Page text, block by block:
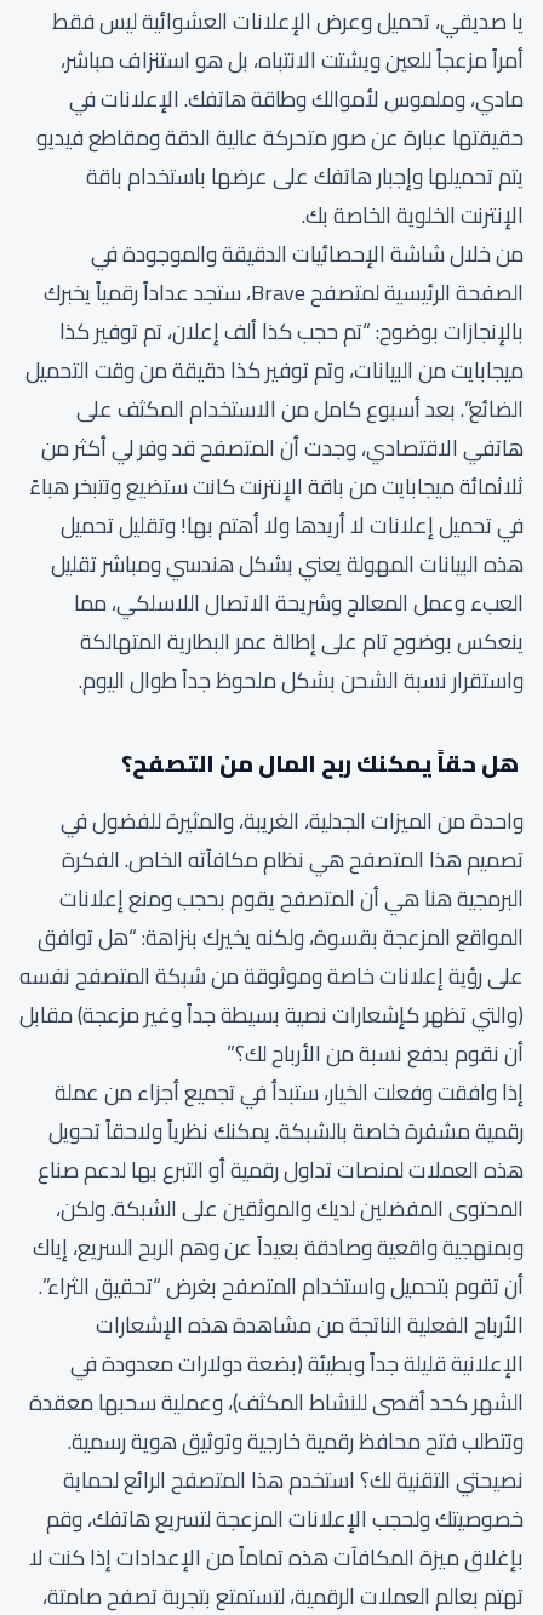
يا صديقي، تحميل وعرض الإعلانات العشوائية ليس فقط
أمراً مزعجاً للعين ويشتت الانتباه، بل هو استنزاف مباشر،
مادي، وملموس لأموالك وطاقة هاتفك. الإعلانات في
حقيقتها عبارة عن صور متحركة عالية الدقة ومقاطع فيديو
يتم تحميلها وإجبار هاتفك على عرضها باستخدام باقة
الإنترنت الخلوية الخاصة بك.
من خلال شاشة الإحصائيات الدقيقة والموجودة في
الصفحة الرئيسية لمتصفح Brave، ستجد عداداً رقمياً يخبرك
بالإنجازات بوضوح: “تم حجب كذا ألف إعلان، تم توفير كذا
ميجابايت من البيانات، وتم توفير كذا دقيقة من وقت التحميل
الضائع”. بعد أسبوع كامل من الاستخدام المكثف على
هاتفي الاقتصادي، وجدت أن المتصفح قد وفر لي أكثر من
ثلاثمائة ميجابايت من باقة الإنترنت كانت ستضيع وتتبخر هباءً
في تحميل إعلانات لا أريدها ولا أهتم بها! وتقليل تحميل
هذه البيانات المهولة يعني بشكل هندسي ومباشر تقليل
العبء وعمل المعالج وشريحة الاتصال اللاسلكي، مما
ينعكس بوضوح تام على إطالة عمر البطارية المتهالكة
واستقرار نسبة الشحن بشكل ملحوظ جداً طوال اليوم.
هل حقاً يمكنك ربح المال من التصفح؟
واحدة من الميزات الجدلية، الغريبة، والمثيرة للفضول في
تصميم هذا المتصفح هي نظام مكافآته الخاص. الفكرة
البرمجية هنا هي أن المتصفح يقوم بحجب ومنع إعلانات
المواقع المزعجة بقسوة، ولكنه يخيرك بنزاهة: “هل توافق
على رؤية إعلانات خاصة وموثوقة من شبكة المتصفح نفسه
(والتي تظهر كإشعارات نصية بسيطة جداً وغير مزعجة) مقابل
أن نقوم بدفع نسبة من الأرباح لك؟”
إذا وافقت وفعلت الخيار، ستبدأ في تجميع أجزاء من عملة
رقمية مشفرة خاصة بالشبكة. يمكنك نظرياً ولاحقاً تحويل
هذه العملات لمنصات تداول رقمية أو التبرع بها لدعم صناع
المحتوى المفضلين لديك والموثقين على الشبكة. ولكن،
وبمنهجية واقعية وصادقة بعيداً عن وهم الربح السريع، إياك
أن تقوم بتحميل واستخدام المتصفح بغرض “تحقيق الثراء”.
الأرباح الفعلية الناتجة من مشاهدة هذه الإشعارات
الإعلانية قليلة جداً وبطيئة (بضعة دولارات معدودة في
الشهر كحد أقصى للنشاط المكثف)، وعملية سحبها معقدة
وتتطلب فتح محافظ رقمية خارجية وتوثيق هوية رسمية.
نصيحتي التقنية لك؟ استخدم هذا المتصفح الرائع لحماية
خصوصيتك ولحجب الإعلانات المزعجة لتسريع هاتفك، وقم
بإغلاق ميزة المكافآت هذه تماماً من الإعدادات إذا كنت لا
تهتم بعالم العملات الرقمية، لتستمتع بتجربة تصفح صامتة،